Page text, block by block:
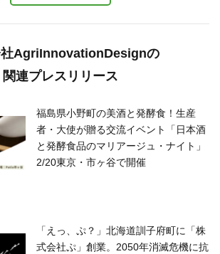
AgriInnovationDesignの
関連プレスリリース
福島県小野町の美酒と発酵食！生産
者・大使が贈る交流イベント「日本酒
と発酵食品のマリアージュ・ナイト」
2/20東京・市ヶ谷で開催
「えっ、ぷ？」北海道訓子府町に「株
式会社ぷ」創業。2050年消滅危機に抗